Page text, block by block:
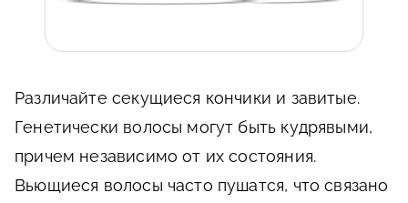
Различайте секущиеся кончики и завитые.
Генетически волосы могут быть кудрявыми,
причем независимо от их состояния.
Вьющиеся волосы часто пушатся, что связано